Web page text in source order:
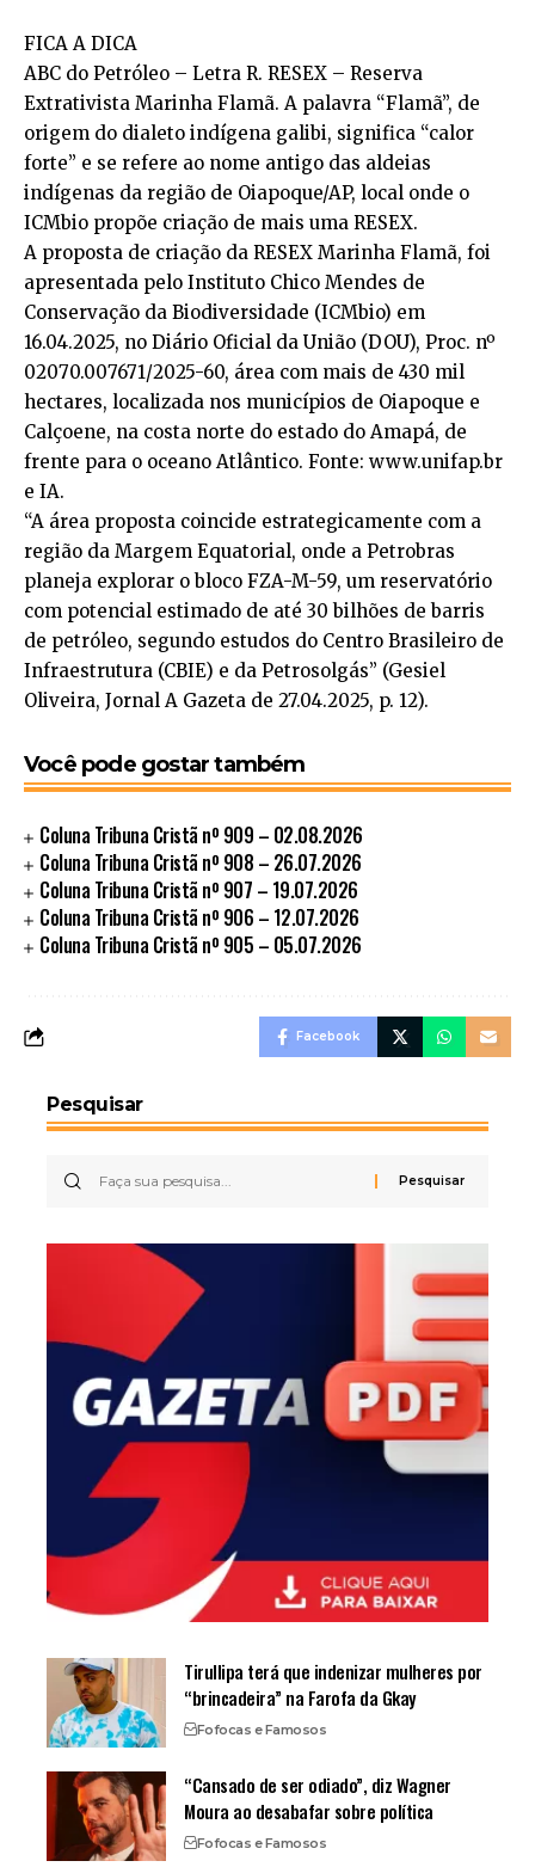
FICA A DICA
ABC do Petróleo – Letra R. RESEX – Reserva
Extrativista Marinha Flamã. A palavra “Flamã”, de
origem do dialeto indígena galibi, significa “calor
forte” e se refere ao nome antigo das aldeias
indígenas da região de Oiapoque/AP, local onde o
ICMbio propõe criação de mais uma RESEX.
A proposta de criação da RESEX Marinha Flamã, foi
apresentada pelo Instituto Chico Mendes de
Conservação da Biodiversidade (ICMbio) em
16.04.2025, no Diário Oficial da União (DOU), Proc. nº
02070.007671/2025-60, área com mais de 430 mil
hectares, localizada nos municípios de Oiapoque e
Calçoene, na costa norte do estado do Amapá, de
frente para o oceano Atlântico. Fonte: www.unifap.br
e IA.
“A área proposta coincide estrategicamente com a
região da Margem Equatorial, onde a Petrobras
planeja explorar o bloco FZA-M-59, um reservatório
com potencial estimado de até 30 bilhões de barris
de petróleo, segundo estudos do Centro Brasileiro de
Infraestrutura (CBIE) e da Petrosolgás” (Gesiel
Oliveira, Jornal A Gazeta de 27.04.2025, p. 12).
Você pode gostar também
Coluna Tribuna Cristã nº 909 – 02.08.2026
Coluna Tribuna Cristã nº 908 – 26.07.2026
Coluna Tribuna Cristã nº 907 – 19.07.2026
Coluna Tribuna Cristã nº 906 – 12.07.2026
Coluna Tribuna Cristã nº 905 – 05.07.2026
Facebook
Pesquisar
Tirullipa terá que indenizar mulheres por
“brincadeira” na Farofa da Gkay
Fofocas e Famosos
“Cansado de ser odiado”, diz Wagner
Moura ao desabafar sobre política
Fofocas e Famosos